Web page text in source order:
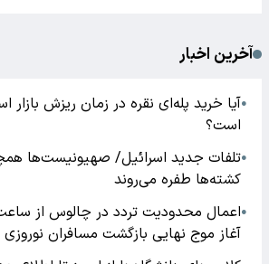
آخرین اخبار
●آیا خرید پله‌ای نقره در زمان ریزش بازار
است؟
●تلفات جدید اسرائیل/ صهیونیست‌ها
کشته‌ها طفره می‌روند
●
آغاز موج نهایی بازگشت مسافران نوروزی